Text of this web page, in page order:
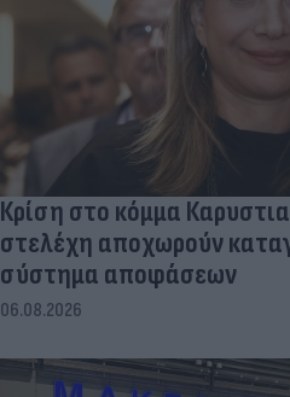
Κρίση στο κόμμα
στελέχη αποχωρούν
σύστημα αποφάσεων
06.08.2026